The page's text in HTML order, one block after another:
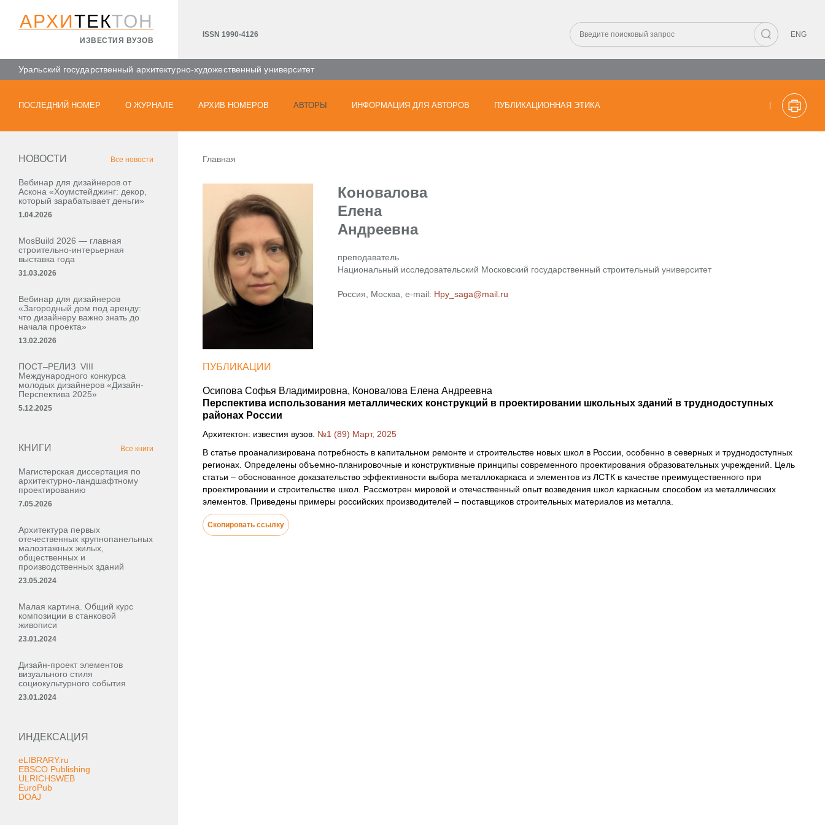
АРХИТЕКТОН
ИЗВЕСТИЯ ВУЗОВ
ISSN 1990-4126 ENG
Уральский государственный архитектурно-художественный университет
ПОСЛЕДНИЙ НОМЕР О ЖУРНАЛЕ АРХИВ НОМЕРОВ АВТОРЫ ИНФОРМАЦИЯ ДЛЯ АВТОРОВ ПУБЛИКАЦИОННАЯ ЭТИКА
НОВОСТИ Все новости
Вебинар для дизайнеров от
Аскона «Хоумстейджинг: декор,
который зарабатывает деньги»
1.04.2026
MosBuild 2026 — главная
строительно-интерьерная
выставка года
31.03.2026
Вебинар для дизайнеров
«Загородный дом под аренду:
что дизайнеру важно знать до
начала проекта»
13.02.2026
ПОСТ–РЕЛИЗ VIII
Международного конкурса
молодых дизайнеров «Дизайн-
Перспектива 2025»
5.12.2025
КНИГИ Все книги
Магистерская диссертация по
архитектурно-ландшафтному
проектированию
7.05.2026
Архитектура первых
отечественных крупнопанельных
малоэтажных жилых,
общественных и
производственных зданий
23.05.2024
Малая картина. Общий курс
композиции в станковой
живописи
23.01.2024
Дизайн-проект элементов
визуального стиля
социокультурного события
23.01.2024
ИНДЕКСАЦИЯ
eLIBRARY.ru
EBSCO Publishing
ULRICHSWEB
EuroPub
DOAJ
Главная
Коновалова
Елена
Андреевна
преподаватель
Национальный исследовательский Московский государственный строительный университет
Россия, Москва, e-mail: Hpy_saga@mail.ru
ПУБЛИКАЦИИ
Осипова Софья Владимировна, Коновалова Елена Андреевна
Перспектива использования металлических конструкций в проектировании школьных зданий в труднодоступных
районах России
Архитектон: известия вузов. №1 (89) Март, 2025
В статье проанализирована потребность в капитальном ремонте и строительстве новых школ в России, особенно в северных и труднодоступных
регионах. Определены объемно-планировочные и конструктивные принципы современного проектирования образовательных учреждений. Цель
статьи – обоснованное доказательство эффективности выбора металлокаркаса и элементов из ЛСТК в качестве преимущественного при
проектировании и строительстве школ. Рассмотрен мировой и отечественный опыт возведения школ каркасным способом из металлических
элементов. Приведены примеры российских производителей – поставщиков строительных материалов из металла.
Скопировать ссылку